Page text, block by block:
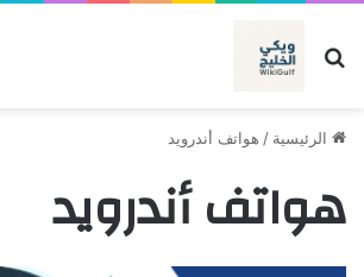
بحث عن
الرئيسية / هواتف أندرويد
هواتف أندرويد